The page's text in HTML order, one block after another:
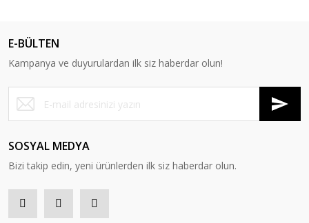
E-BÜLTEN
Kampanya ve duyurulardan ilk siz haberdar olun!
SOSYAL MEDYA
Bizi takip edin, yeni ürünlerden ilk siz haberdar olun.